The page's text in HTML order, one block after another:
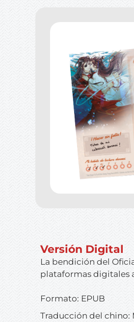
Versión Digital
La bendición del
plataformas digitales
Formato: EPUB
Traducción del chino: